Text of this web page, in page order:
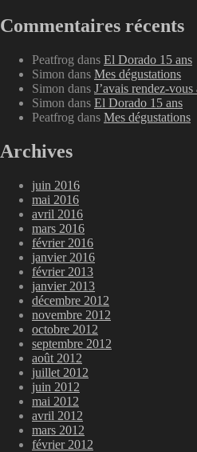
Commentaires récents
Peatfrog dans El Dorado 15 ans
Simon dans Mes dégustations
Simon dans J’avais rendez-
Simon dans El Dorado 15 ans
Peatfrog dans Mes dégustations
Archives
juin 2016
mai 2016
avril 2016
mars 2016
février 2016
janvier 2016
février 2013
janvier 2013
décembre 2012
novembre 2012
octobre 2012
septembre 2012
août 2012
juillet 2012
juin 2012
mai 2012
avril 2012
mars 2012
février 2012